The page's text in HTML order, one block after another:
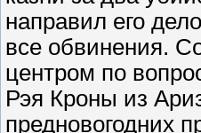
направил его
все обвинения.
центром по
Рэя Кроны из
предновогодних